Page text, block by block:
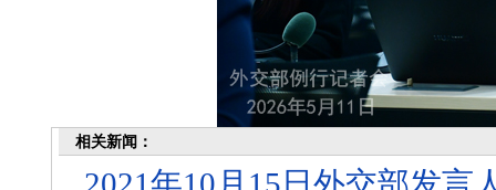
相关新闻：